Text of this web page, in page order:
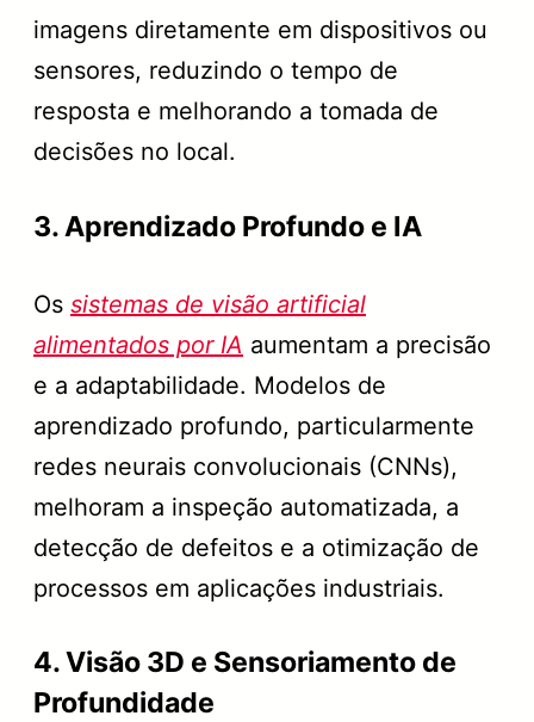
imagens diretamente em dispositivos ou
sensores, reduzindo o tempo de
resposta e melhorando a tomada de
decisões no local.
3. Aprendizado Profundo e IA
Os sistemas de visão artificial
alimentados por IA aumentam a precisão
e a adaptabilidade. Modelos de
aprendizado profundo, particularmente
redes neurais convolucionais (CNNs),
melhoram a inspeção automatizada, a
detecção de defeitos e a otimização de
processos em aplicações industriais.
4. Visão 3D e Sensoriamento de
Profundidade